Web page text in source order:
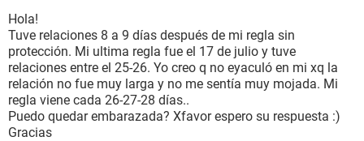
BIENESTAR
SEXUALIDAD
GLOSARIO
Hola!
Tuve relaciones 8 a 9 días después de mi regla sin
protección. Mi ultima regla fue el 17 de julio y tuve
relaciones entre el 25-26. Yo creo q no eyaculó en mi xq la
relación no fue muy larga y no me sentía muy mojada. Mi
regla viene cada 26-27-28 días..
Puedo quedar embarazada? Xfavor espero su respuesta :)
Gracias